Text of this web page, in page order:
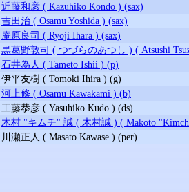
近藤和彦 ( Kazuhiko Kondo ) (sax)
吉田治 ( Osamu Yoshida ) (sax)
庵原良司 ( Ryoji Ihara ) (sax)
黒葛野敦司 ( つづらのあつし ) ( Atsushi
石井為人 ( Tameto Ishii ) (p)
伊平友樹 ( Tomoki Ihira ) (g)
河上修 ( Osamu Kawakami ) (b)
工藤恭彦 ( Yasuhiko Kudo ) (ds)
木村 "キムチ" 誠 ( 木村誠 ) ( Makoto
川瀬正人 ( Masato Kawase ) (per)